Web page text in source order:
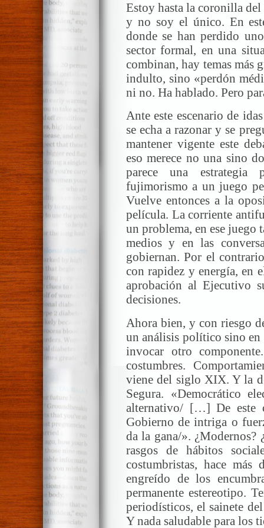
Estoy hasta la coronilla
y no soy el único. En
donde se han perdido
sector formal, en una
combinan, hay temas más
indulto, sino «perdón
ni no. Ha hablado. Pero
Ante este escenario de
se echa a razonar y se
mantener vigente este
eso merece no una sino
parece una
fujimorismo a un juego
Vuelve entonces a la
película. La corriente
un problema, en ese juego
medios y en las
gobiernan. Por el
con rapidez y energía, en
aprobación al Ejecutivo
decisiones.
Ahora bien, y con riesgo
un análisis político sino en
invocar otro
costumbres.
viene del siglo XIX. Y la
Segura. «Democrático
alternativo/ […] De este
Gobierno de intriga o
da la gana/». ¿Modernos?
rasgos de hábitos
costumbristas, hace
engreído de los
permanente estereotipo.
periodísticos, el sainete
Y nada saludable para los